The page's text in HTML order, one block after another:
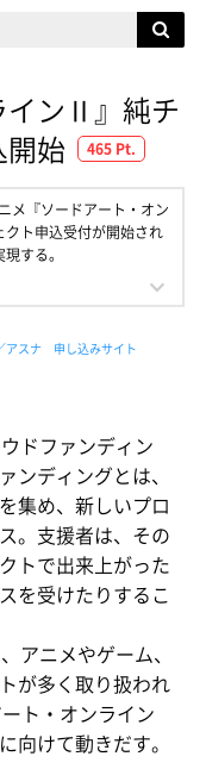
インⅡ』純チ
始
465 Pt.
メ『ソードアート・オン
ト申込受付が開始され
する。
アスナ 申し込みサイト
ドファンディン
ンディングとは、
集め、新しいプロ
。支援者は、その
トで出来上がった
を受けたりするこ
アニメやゲーム、
が多く取り扱われ
ト・オンライン
向けて動きだす。